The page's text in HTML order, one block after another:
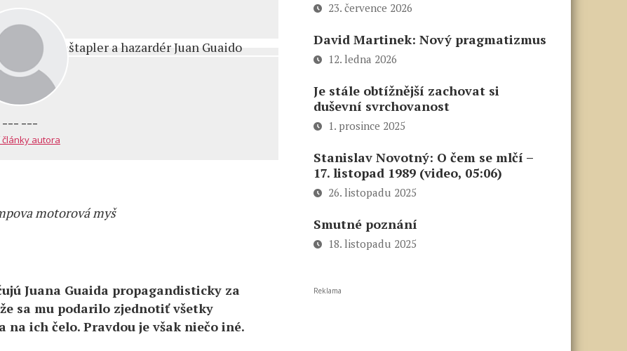
--- ---
články autora
motorová myš
Juana Guaida propagandisticky za
sa mu podarilo zjednotiť všetky
ich čelo. Pravdou je však niečo iné.
23. července 2026
David Martinek: Nový pragmatizmus
12. ledna 2026
Je stále obtížnější zachovat si
duševní svrchovanost
1. prosince 2025
Stanislav Novotný: O čem se mlčí –
17. listopad 1989 (video, 05:06)
26. listopadu 2025
Smutné poznání
18. listopadu 2025
Reklama